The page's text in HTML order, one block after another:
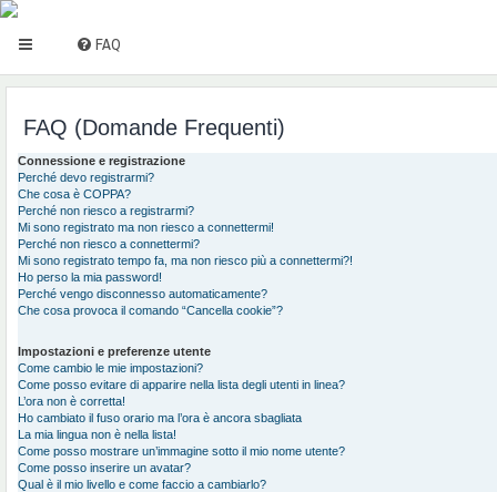
FAQ
FAQ (Domande Frequenti)
Connessione e registrazione
Perché devo registrarmi?
Che cosa è COPPA?
Perché non riesco a registrarmi?
Mi sono registrato ma non riesco a connettermi!
Perché non riesco a connettermi?
Mi sono registrato tempo fa, ma non riesco più a connettermi?!
Ho perso la mia password!
Perché vengo disconnesso automaticamente?
Che cosa provoca il comando “Cancella cookie”?
Impostazioni e preferenze utente
Come cambio le mie impostazioni?
Come posso evitare di apparire nella lista degli utenti in linea?
L’ora non è corretta!
Ho cambiato il fuso orario ma l’ora è ancora sbagliata
La mia lingua non è nella lista!
Come posso mostrare un’immagine sotto il mio nome utente?
Come posso inserire un avatar?
Qual è il mio livello e come faccio a cambiarlo?